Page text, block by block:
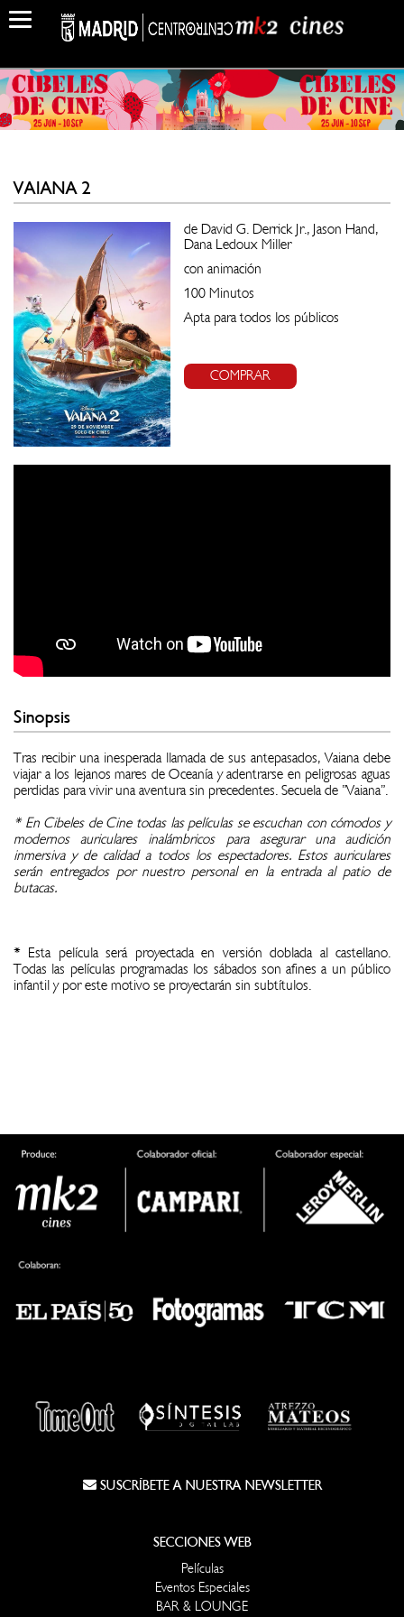
VAIANA 2
de David G. Derrick Jr., Jason Hand,
Dana Ledoux Miller
con animación
100 Minutos
Apta para todos los públicos
COMPRAR
Sinopsis
Tras recibir una inesperada llamada de sus antepasados, Vaiana debe
viajar a los lejanos mares de Oceanía y adentrarse en peligrosas aguas
perdidas para vivir una aventura sin precedentes. Secuela de "Vaiana".
* En Cibeles de Cine todas las películas se escuchan con cómodos y
modernos auriculares inalámbricos para asegurar una audición
inmersiva y de calidad a todos los espectadores. Estos auriculares
serán entregados por nuestro personal en la entrada al patio de
butacas.
* Esta película será proyectada en versión doblada al castellano.
Todas las películas programadas los sábados son afines a un público
infantil y por este motivo se proyectarán sin subtítulos.
SUSCRÍBETE A NUESTRA NEWSLETTER
SECCIONES WEB
Películas
Eventos Especiales
BAR & LOUNGE